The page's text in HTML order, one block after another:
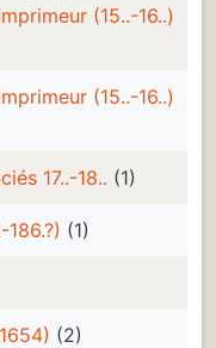
(15..-16..)
(15..-16..)
17..-18.. (1)
(1)
(2)